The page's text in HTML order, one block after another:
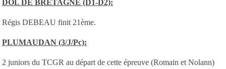
DOL DE BRETAGNE (D1-D2):
Régis DEBEAU finit 21ème.
PLUMAUDAN (3/J/Pc):
2 juniors du TCGR au départ de cette épreuve (Romain et Nolann)